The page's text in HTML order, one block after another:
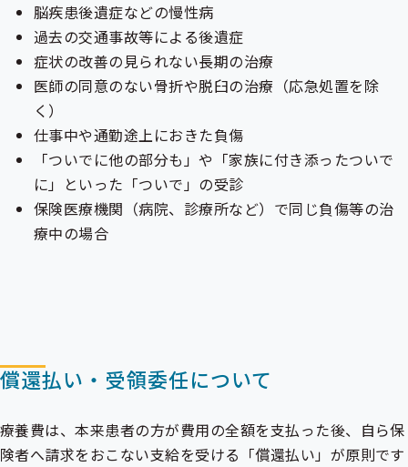
脳疾患後遺症などの慢性病
過去の交通事故等による後遺症
症状の改善の見られない長期の治療
医師の同意のない骨折や脱臼の治療（応急処置を除
く）
仕事中や通勤途上におきた負傷
「ついでに他の部分も」や「家族に付き添ったついで
に」といった「ついで」の受診
保険医療機関（病院、診療所など）で同じ負傷等の治
療中の場合
償還払い・受領委任について
療養費は、本来患者の方が費用の全額を支払った後、自ら保
険者へ請求をおこない支給を受ける「償還払い」が原則です